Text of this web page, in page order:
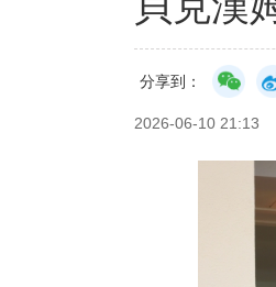
分享到：
2026-06-10 21:13